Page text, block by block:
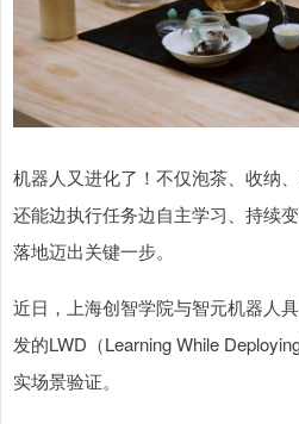
机器人又进化了！不仅泡茶、收纳
还能边执行任务边自主学习、持续
落地迈出关键一步。
近日，上海创智学院与智元机器人
发的LWD（Learning While
实场景验证。